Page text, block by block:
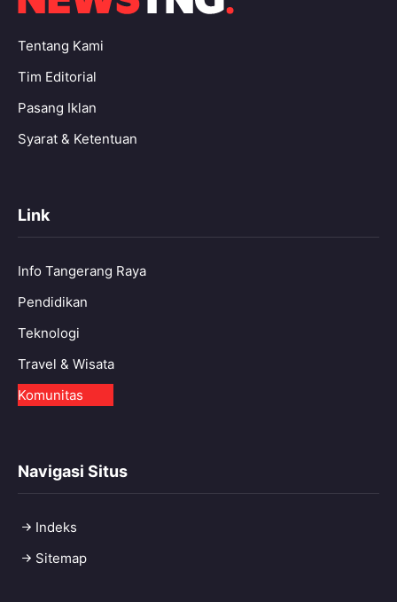
Tentang Kami
Tim Editorial
Pasang Iklan
Syarat & Ketentuan
Link
Info Tangerang Raya
Pendidikan
Teknologi
Travel & Wisata
Komunitas
Navigasi Situs
Indeks
Sitemap